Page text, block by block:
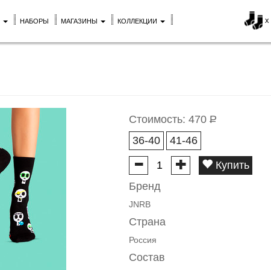
x
НАБОРЫ МАГАЗИНЫ КОЛЛЕКЦИИ
Стоимость: 470 Р
36-40
41-46
Купить
Бренд
JNRB
Страна
Россия
Состав